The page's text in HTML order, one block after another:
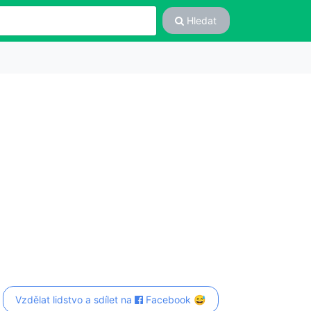
Hledat
Vzdělat lidstvo a sdílet na Facebook 😅